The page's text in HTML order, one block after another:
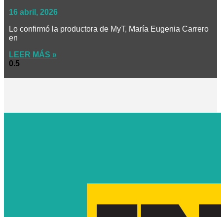
16 abril, 2026
Lo confirmó la productora de MyT, María Eugenia Carrero
en
LEER MÁS »